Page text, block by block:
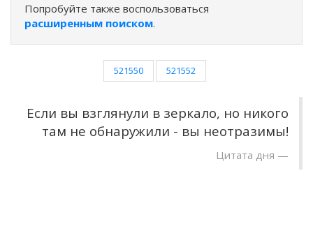
Попробуйте также воспользоваться
расширенным поиском.
521550 521552
Если вы взглянули в зеркало, но никого
там не обнаружили - вы неотразимы!
Цитата дня